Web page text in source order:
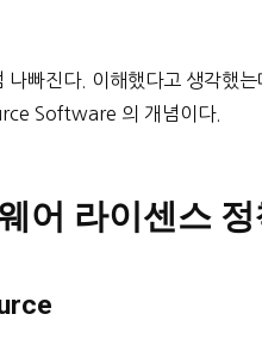
나빠진다. 이해했다고 생각했
Software 의 개념이다.
어 라이센스 정